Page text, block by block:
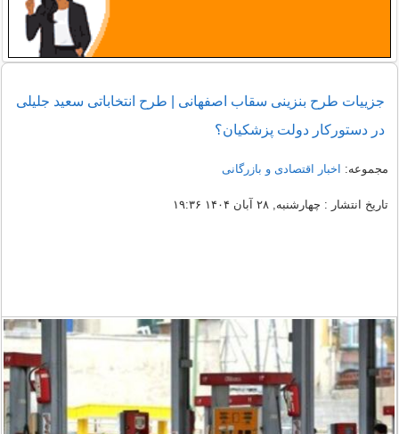
جزییات طرح بنزینی سقاب اصفهانی | طرح انتخاباتی سعید جلیلی
در دستورکار دولت پزشکیان؟
مجموعه: اخبار اقتصادی و بازرگانی
تاریخ انتشار : چهارشنبه, ۲۸ آبان ۱۴۰۴ ۱۹:۳۶